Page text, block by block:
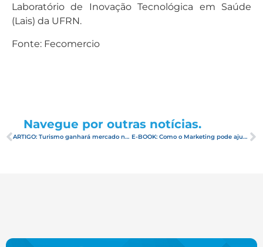
Laboratório de Inovação Tecnológica em Saúde
(Lais) da UFRN.
Fonte: Fecomercio
Navegue por outras notícias.
ARTIGO: Turismo ganhará mercado no pós-crise, mas não será reinventado E-BOOK: Como o Marketing pode ajudar a salvar o seu hotel na crise